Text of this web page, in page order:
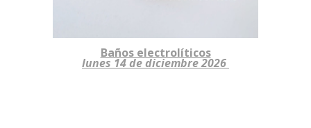
Baños electrolíticos
lunes14de diciembre 2026